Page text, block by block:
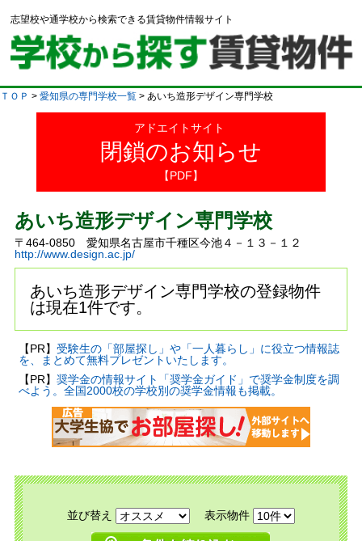
志望校や通学校から検索できる賃貸物件情報サイト
ＴＯＰ > 愛知県の専門学校一覧 > あいち造形デザイン専門学校
アドエイトサイト
閉鎖のお知らせ
【PDF】
あいち造形デザイン専門学校
〒464-0850 愛知県名古屋市千種区今池４－１３－１２
http://www.design.ac.jp/
あいち造形デザイン専門学校の登録物件
は現在1件です。
【PR】 受験生の「部屋探し」や「一人暮らし」に役立つ情報誌
を、まとめて無料プレゼントいたします。
【PR】 奨学金の情報サイト「奨学金ガイド」で奨学金制度を調
べよう。全国2000校の学校別の奨学金情報も掲載。
並び替え 表示物件